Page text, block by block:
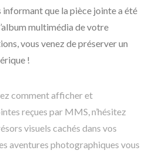
que la pièce jointe a été
multimédia de votre
vous venez de préserver un
!
comment afficher et
reçues par MMS, n’hésitez
visuels cachés dans vos
aventures photographiques vous